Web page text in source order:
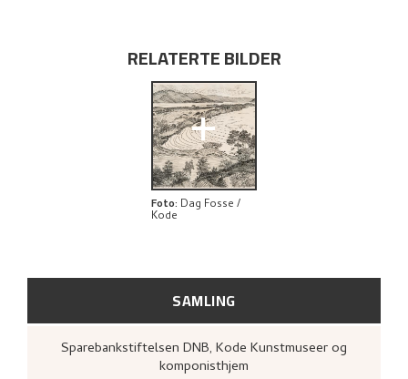
UTFORSK
SAMLING
Sparebankstiftelsen DNB, Kode Kunstmuseer og
komponisthjem
RELATERTE BILDER
+
Foto: Dag Fosse /
Kode